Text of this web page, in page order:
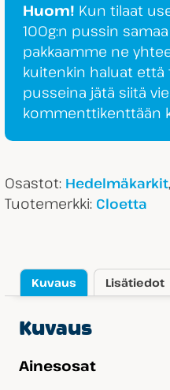
Huom! Kun tilaat
100g:n pussin
pakkaamme ne
kuitenkin haluat
pusseina jätä siitä
kommenttikenttään
Osastot: Hedelmäkarkit,
Tuotemerkki: Cloetta
Kuvaus Lisätiedot
Kuvaus
Ainesosat